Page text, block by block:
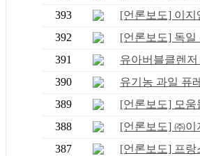
393
[언론보도] 이지
392
[언론보도] 독일
391
유아버블클렌
390
유기농 과일 퓨
389
[언론보도] 모움
388
[언론보도] ㈜이
387
[언론보도] 프랑